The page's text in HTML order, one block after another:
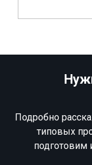
Подробно
типовых
подготовим